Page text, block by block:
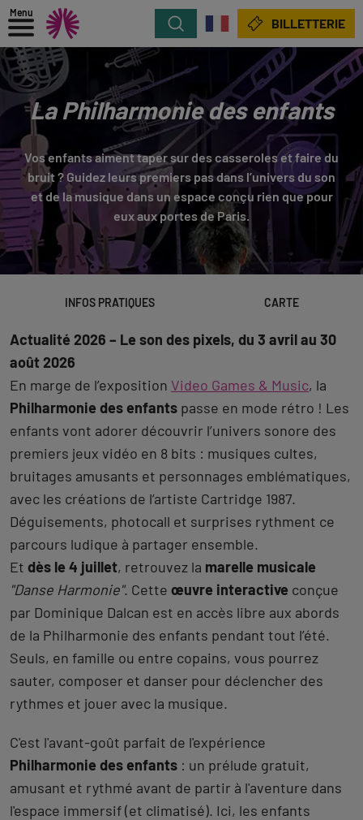
Menu
Rechercher BILLETTERIE
La Philharmonie des enfants
Vos enfants aiment taper sur des casseroles et faire du
bruit ? Guidez leurs premiers pas dans l’univers du son
et de la musique dans un espace conçu rien que pour
eux aux portes de Paris.
INFOS PRATIQUES CARTE
Actualité 2026 – Le son des pixels, du 3 avril au 30
août 2026
En marge de l’exposition Video Games & Music, la
Philharmonie des enfants passe en mode rétro ! Les
enfants vont adorer découvrir l’univers sonore des
premiers jeux vidéo en 8 bits : musiques cultes,
bruitages amusants et personnages emblématiques,
avec les créations de l’artiste Cartridge 1987.
Déguisements, photocall et surprises rythment ce
parcours ludique à partager ensemble.
Et dès le 4 juillet, retrouvez la marelle musicale
"Danse Harmonie". Cette œuvre interactive conçue
par Dominique Dalcan est en accès libre aux abords
de la Philharmonie des enfants pendant tout l’été.
Seuls, en famille ou entre copains, vous pourrez
sauter, composer et danser pour déclencher des
rythmes et jouer avec la musique.
C'est l'avant-goût parfait de l'expérience
Philharmonie des enfants : un prélude gratuit,
amusant et rythmé avant de partir à l'aventure dans
l'espace immersif (et climatisé). Ici, les enfants